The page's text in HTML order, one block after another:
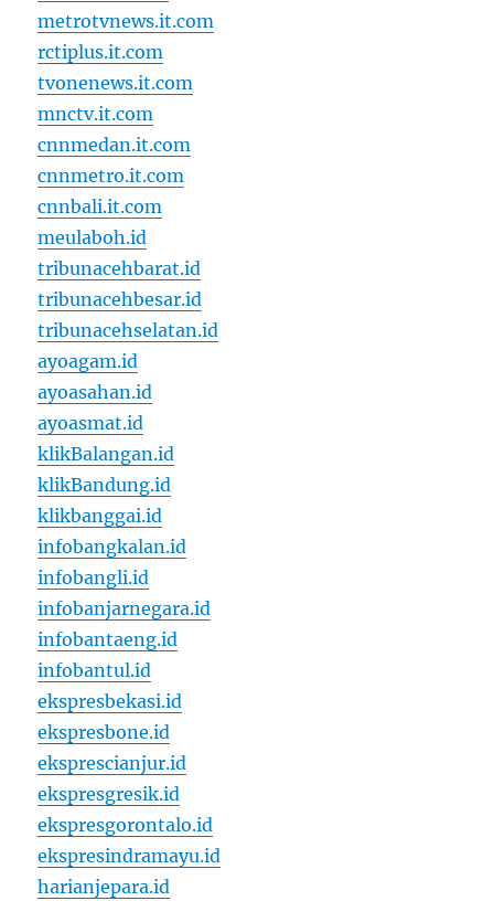
metrotvnews.it.com
rctiplus.it.com
tvonenews.it.com
mnctv.it.com
cnnmedan.it.com
cnnmetro.it.com
cnnbali.it.com
meulaboh.id
tribunacehbarat.id
tribunacehbesar.id
tribunacehselatan.id
ayoagam.id
ayoasahan.id
ayoasmat.id
klikBalangan.id
klikBandung.id
klikbanggai.id
infobangkalan.id
infobangli.id
infobanjarnegara.id
infobantaeng.id
infobantul.id
ekspresbekasi.id
ekspresbone.id
eksprescianjur.id
ekspresgresik.id
ekspresgorontalo.id
ekspresindramayu.id
harianjepara.id